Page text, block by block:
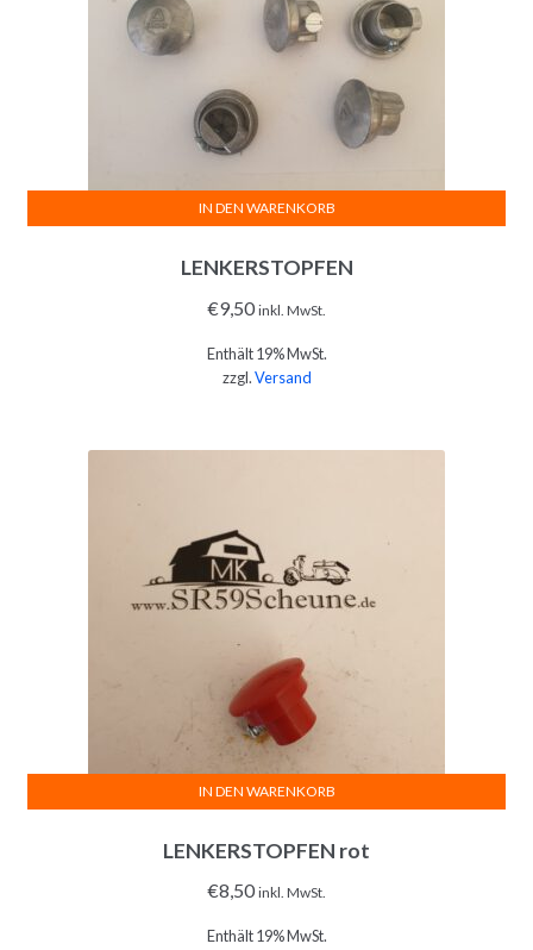
LENKERSTOPFEN
€9,50 inkl. MwSt.
Enthält 19% MwSt.
zzgl.Versand
IN DEN WARENKORB
LENKERSTOPFEN rot
€8,50 inkl. MwSt.
Enthält 19% MwSt.
IN DEN WARENKORB